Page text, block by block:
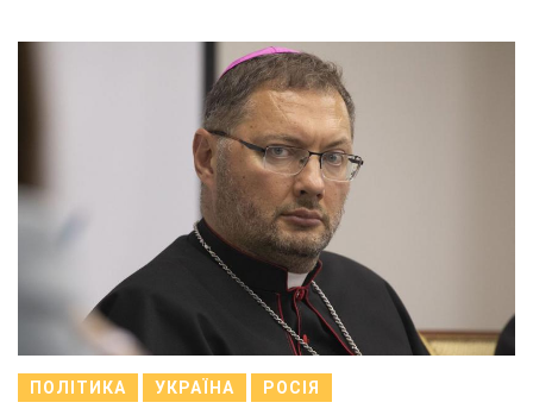
ПОЛІТИКА УКРАЇНА РОСІЯ